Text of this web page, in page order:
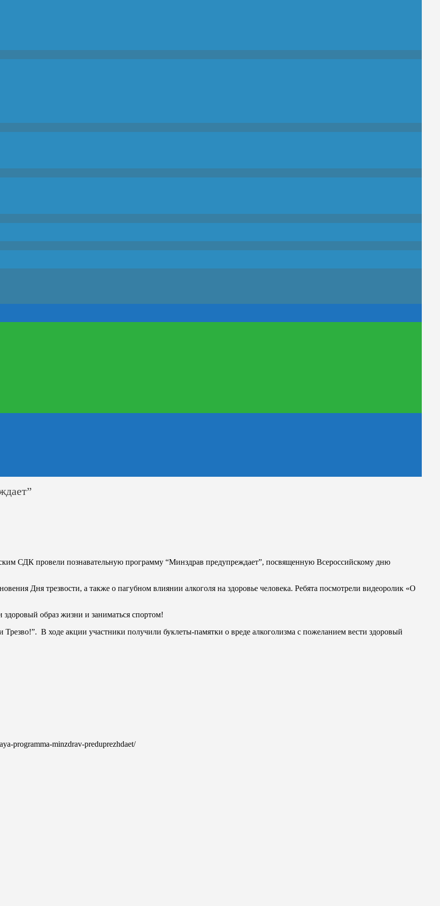
СДК провели познавательную программу “Минздрав предупреждает”, посвященную Всероссийскому дню
Дня трезвости, а также о пагубном влиянии алкоголя на здоровье человека. Ребята посмотрели видеоролик «О
образ жизни и заниматься спортом!
В ходе акции участники получили буклеты-памятки о вреде алкоголизма с пожеланием вести здоровый
programma-minzdrav-preduprezhdaet/